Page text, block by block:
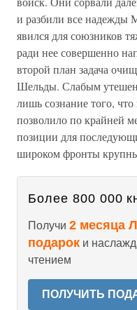
и разбили все надежды
явился для союзников
ради нее совершенно
второй план задача
Шельды. Слабым
лишь сознание того,
позволило по крайней
позиции для
широком фронты
Более 800 000
Получи 2 месяца
подарок и
чтением
ПОЛУЧИТЬ